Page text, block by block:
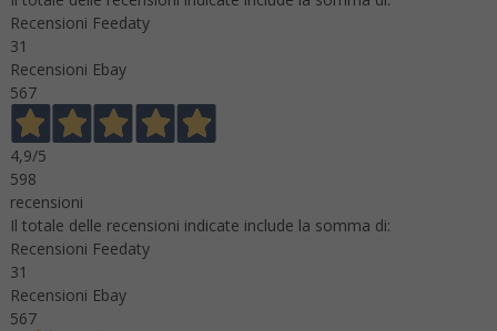
Recensioni Feedaty
31
Recensioni Ebay
567
4,9/5
598
recensioni
Il totale delle recensioni indicate include la somma di:
Recensioni Feedaty
31
Recensioni Ebay
567